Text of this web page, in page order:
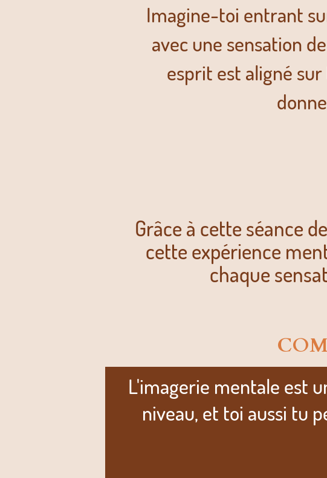
Imagine-toi entrant
avec une sensation
esprit est aligné
Grâce à cette séance
cette expérience
chaque
L'imagerie mentale est
niveau, et toi aussi tu